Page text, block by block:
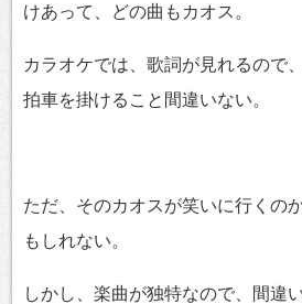
けあって、どの曲もカオス。
カラオケでは、歌詞が見れるので
拍車を掛けること間違いない。
ただ、そのカオスが笑いに行くの
もしれない。
しかし、楽曲が独特なので、間違